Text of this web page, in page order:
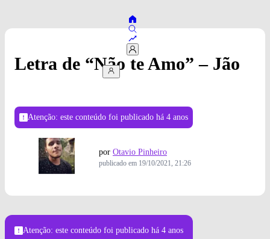
Letra de “Não te Amo” – Jão
Atenção: este conteúdo foi publicado há 4 anos
por Otavio Pinheiro
publicado em 19/10/2021, 21:26
Atenção: este conteúdo foi publicado há 4 anos